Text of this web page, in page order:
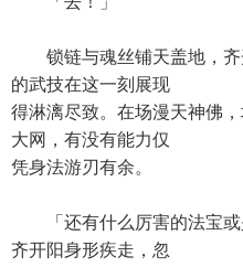
锁链与魂丝铺天盖地，齐
的武技在这一刻展现
得淋漓尽致。在场漫天神佛
大网，有没有能力仅
凭身法游刃有余。
「还有什么厉害的法宝或
齐开阳身形疾走，忽